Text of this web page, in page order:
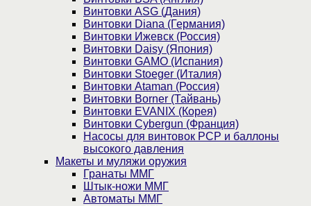
Винтовки ASG (Дания)
Винтовки Diana (Германия)
Винтовки Ижевск (Россия)
Винтовки Daisy (Япония)
Винтовки GAMO (Испания)
Винтовки Stoeger (Италия)
Винтовки Ataman (Россия)
Винтовки Borner (Тайвань)
Винтовки EVANIX (Корея)
Винтовки Cybergun (Франция)
Насосы для винтовок PCP и баллоны
высокого давления
Макеты и муляжи оружия
Гранаты ММГ
Штык-ножи ММГ
Автоматы ММГ